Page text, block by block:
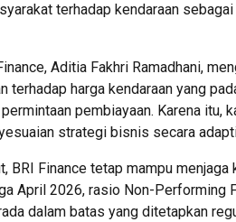
terhadap kendaraan
Aditia Fakhri Ramadhani,
terhadap harga kendaraan yang
pembiayaan. Karena itu,
strategi bisnis secara
BRI Finance tetap mampu
April 2026, rasio Non-Performing
dalam batas yang ditetapkan